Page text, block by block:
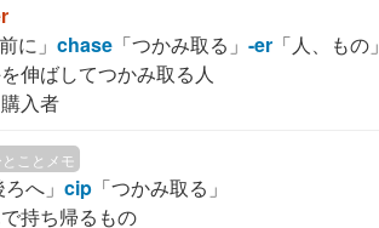
に」 chase 「つかみ取る」 -er 「人、もの」
伸ばしてつかみ取る人
購入者
ことメモ
ろへ」 cip 「つかみ取る」
持ち帰るもの